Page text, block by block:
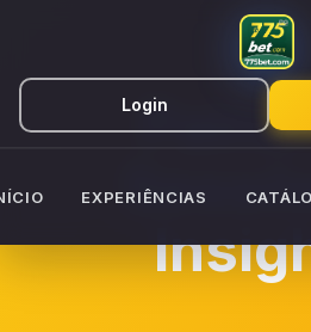
Login
EXPERIÊNCIAS